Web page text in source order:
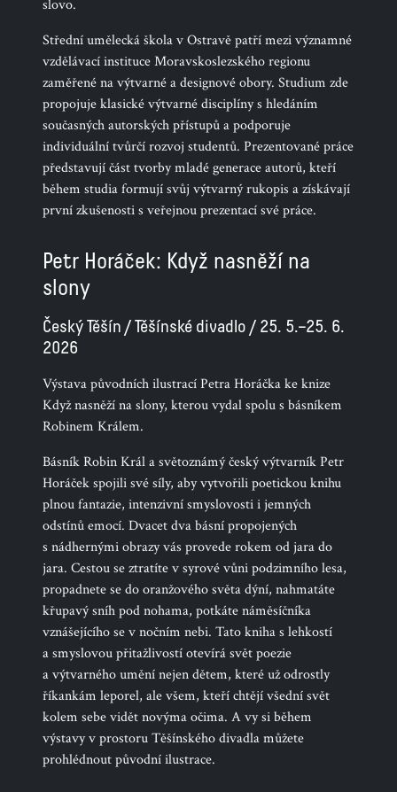
slovo.
Střední umělecká škola v Ostravě patří mezi významné
vzdělávací instituce Moravskoslezského regionu
zaměřené na výtvarné a designové obory. Studium zde
propojuje klasické výtvarné disciplíny s hledáním
současných autorských přístupů a podporuje
individuální tvůrčí rozvoj studentů. Prezentované práce
představují část tvorby mladé generace autorů, kteří
během studia formují svůj výtvarný rukopis a získávají
první zkušenosti s veřejnou prezentací své práce.
Petr Horáček: Když nasněží na
slony
Český Těšín / Těšínské divadlo / 25. 5.–25. 6.
2026
Výstava původních ilustrací Petra Horáčka ke knize
Když nasněží na slony, kterou vydal spolu s básníkem
Robinem Králem.
Básník Robin Král a světoznámý český výtvarník Petr
Horáček spojili své síly, aby vytvořili poetickou knihu
plnou fantazie, intenzivní smyslovosti i jemných
odstínů emocí. Dvacet dva básní propojených
s nádhernými obrazy vás provede rokem od jara do
jara. Cestou se ztratíte v syrové vůni podzimního lesa,
propadnete se do oranžového světa dýní, nahmatáte
křupavý sníh pod nohama, potkáte náměsíčníka
vznášejícího se v nočním nebi. Tato kniha s lehkostí
a smyslovou přitažlivostí otevírá svět poezie
a výtvarného umění nejen dětem, které už odrostly
říkankám leporel, ale všem, kteří chtějí všední svět
kolem sebe vidět novýma očima. A vy si během
výstavy v prostoru Těšínského divadla můžete
prohlédnout původní ilustrace.